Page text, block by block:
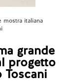
mostra italiana
grande
progetto
Toscani